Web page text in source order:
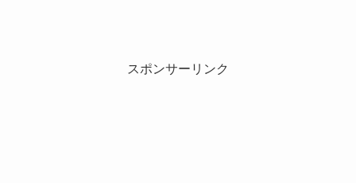
スポンサーリンク